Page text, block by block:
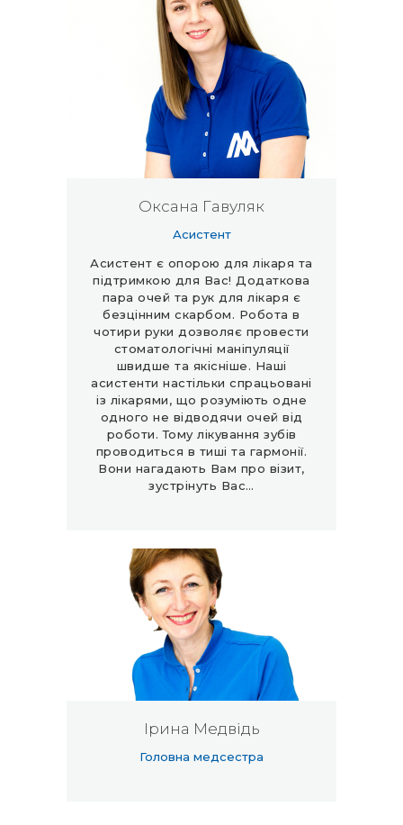
Оксана Гавуляк
Асистент
Асистент є опорою для лікаря та
підтримкою для Вас! Додаткова
пара очей та рук для лікаря є
безцінним скарбом. Робота в
чотири руки дозволяє провести
стоматологічні маніпуляції
швидше та якісніше. Наші
асистенти настільки спрацьовані
із лікарями, що розуміють одне
одного не відводячи очей від
роботи. Тому лікування зубів
проводиться в тиші та гармонії.
Вони нагадають Вам про візит,
зустрінуть Вас…
Ірина Медвідь
Головна медсестра